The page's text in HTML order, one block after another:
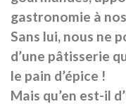
gastronomie à
Sans lui, nous ne
d’une pâtisserie
le pain d’épice !
Mais qu’en est-il